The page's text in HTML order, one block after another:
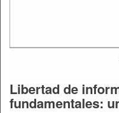
Libertad de
fundamentales: